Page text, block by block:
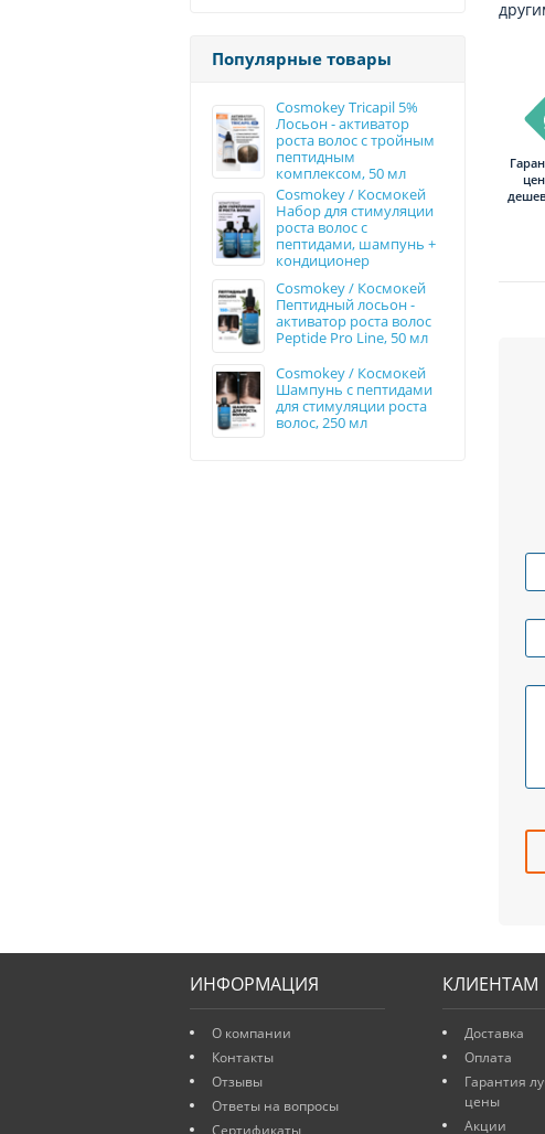
Популярные товары
Cosmokey Tricapil 5%
Лосьон - активатор
роста волос с тройным
пептидным
комплексом, 50 мл
Cosmokey / Космокей
Набор для стимуляции
роста волос с
пептидами, шампунь +
кондиционер
Cosmokey / Космокей
Пептидный лосьон -
активатор роста волос
Peptide Pro Line, 50 мл
Cosmokey / Космокей
Шампунь с пептидами
для стимуляции роста
волос, 250 мл
ИНФОРМАЦИЯ
О компании
Контакты
Отзывы
Ответы на вопросы
КЛИЕНТАМ
Доставка
Оплата
Гарантия
цены
Акции